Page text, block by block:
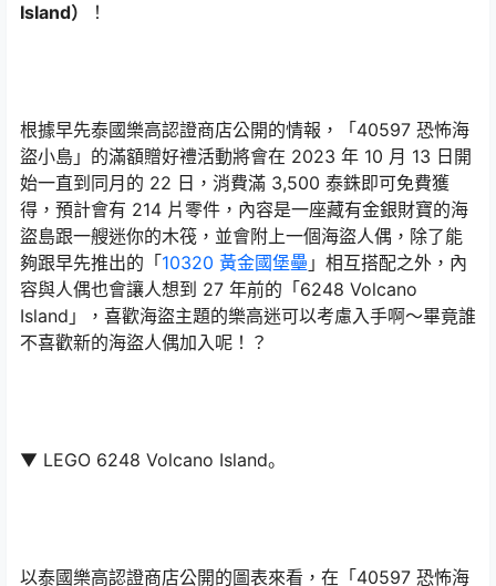
Island）
！
根據早先泰國樂高認證商店公開的情報，「40597 恐怖海
盜小島」的滿額贈好禮活動將會在 2023 年 10 月 13 日開
始一直到同月的 22 日，消費滿 3,500 泰銖即可免費獲
得，預計會有 214 片零件，內容是一座藏有金銀財寶的海
盜島跟一艘迷你的木筏，並會附上一個海盜人偶，除了能
夠跟早先推出的「10320 黃金國堡壘 」相互搭配之外，內
容與人偶也會讓人想到 27 年前的「6248 Volcano
Island」，喜歡海盜主題的樂高迷可以考慮入手啊～畢竟誰
不喜歡新的海盜人偶加入呢！？
▼ LEGO 6248 Volcano Island。
以泰國樂高認證商店公開的圖表來看，在「40597 恐怖海